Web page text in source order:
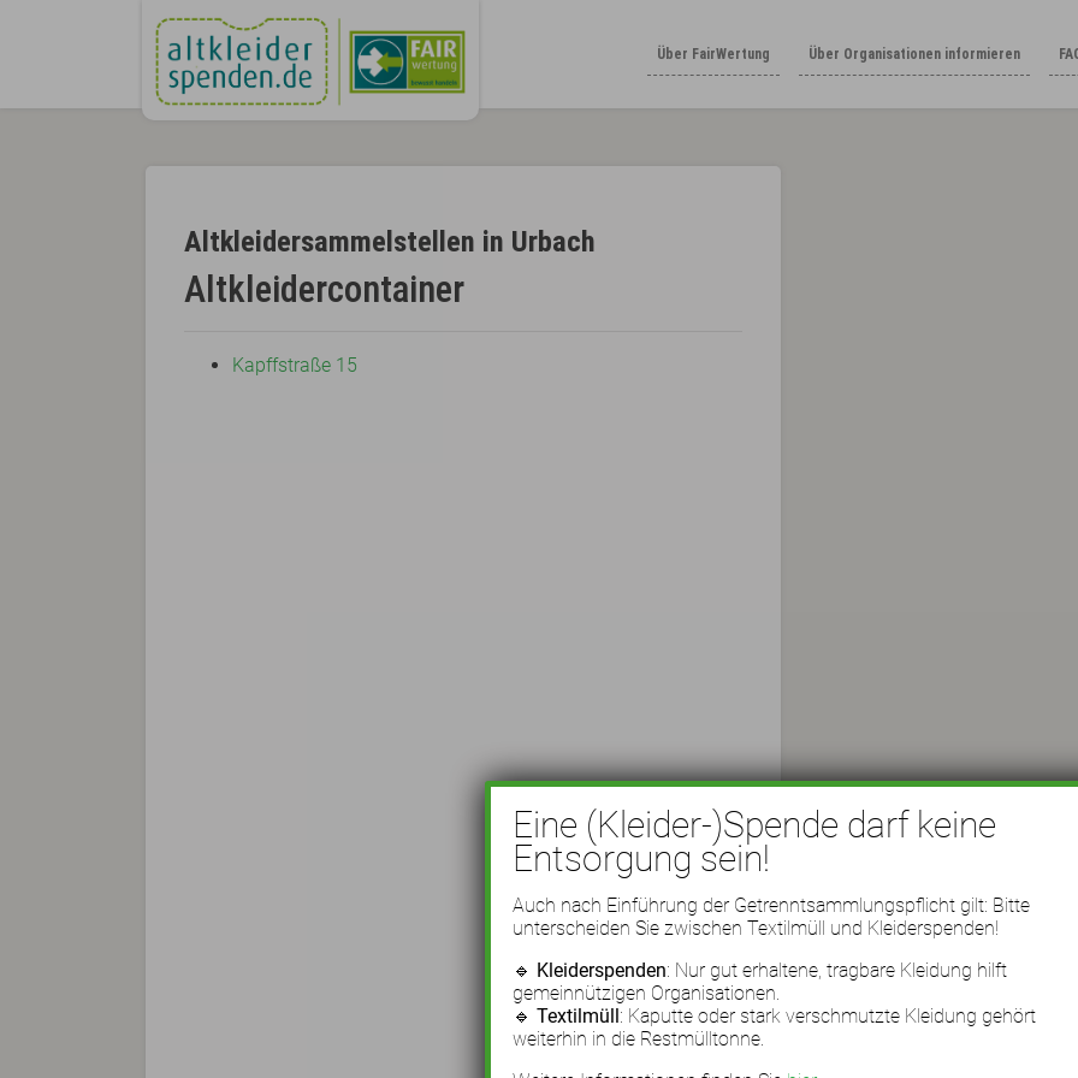
Über FairWertung Über Organisationen informieren
Altkleidersammelstellen in Urbach
Altkleidercontainer
Kapffstraße 15
Eine (Kleider-)Spende darf keine
Entsorgung sein!
Auch nach Einführung der Getrenntsammlungspflicht gilt: Bitte
unterscheiden Sie zwischen Textilmüll und Kleiderspenden!
🔹 Kleiderspenden: Nur gut erhaltene, tragbare Kleidung hilft
gemeinnützigen Organisationen.
🔹Textilmüll: Kaputte oder stark verschmutzte Kleidung gehört
weiterhin in die Restmülltonne.